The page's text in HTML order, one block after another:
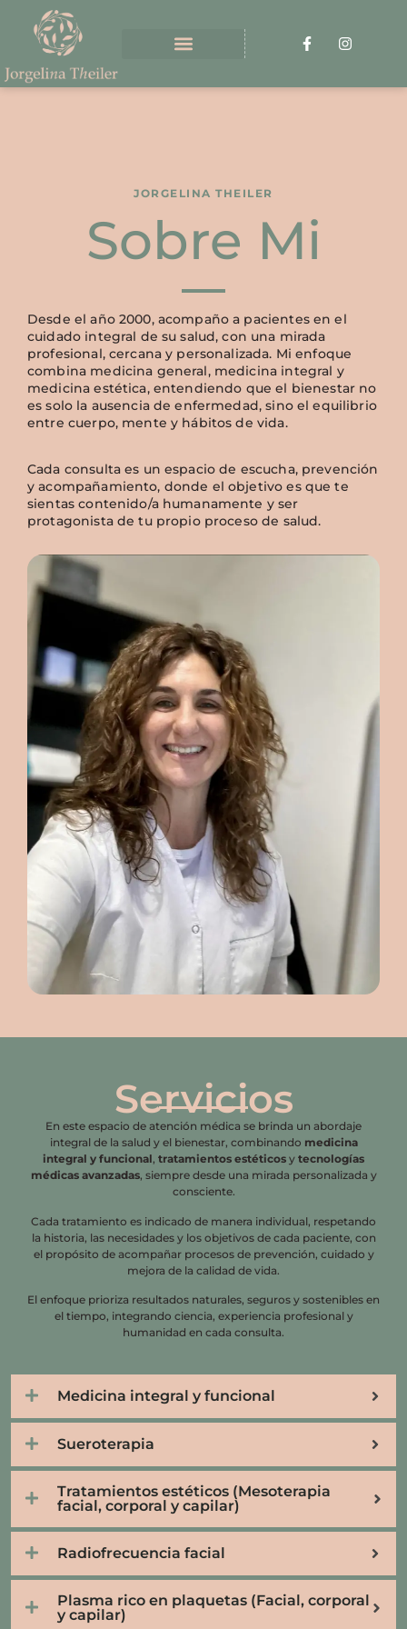
JORGELINA THEILER
Sobre Mi
Desde el año 2000, acompaño a pacientes en el
cuidado integral de su salud, con una mirada
profesional, cercana y personalizada. Mi enfoque
combina medicina general, medicina integral y
medicina estética, entendiendo que el bienestar no
es solo la ausencia de enfermedad, sino el equilibrio
entre cuerpo, mente y hábitos de vida.
Cada consulta es un espacio de escucha, prevención
y acompañamiento, donde el objetivo es que te
sientas contenido/a humanamente y ser
protagonista de tu propio proceso de salud.
Servicios
En este espacio de atención médica se brinda un abordaje
integral de la salud y el bienestar, combinando medicina
integral y funcional, tratamientos estéticos y tecnologías
médicas avanzadas, siempre desde una mirada personalizada y
consciente.
Cada tratamiento es indicado de manera individual, respetando
la historia, las necesidades y los objetivos de cada paciente, con
el propósito de acompañar procesos de prevención, cuidado y
mejora de la calidad de vida.
El enfoque prioriza resultados naturales, seguros y sostenibles en
el tiempo, integrando ciencia, experiencia profesional y
humanidad en cada consulta.
Medicina integral y funcional
Sueroterapia
Tratamientos estéticos (Mesoterapia
facial, corporal y capilar)
Radiofrecuencia facial
Plasma rico en plaquetas (Facial, corporal
y capilar)